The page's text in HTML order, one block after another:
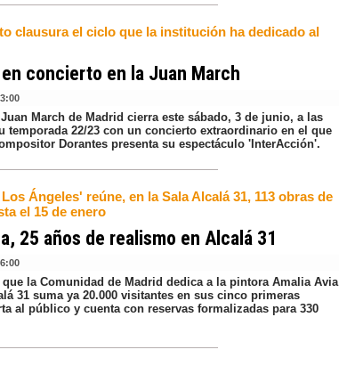
clausura el ciclo que la institución ha dedicado al
concierto en la Juan March
March de Madrid cierra este sábado, 3 de junio, a las
temporada 22/23 con un concierto extraordinario en el que
Dorantes presenta su espectáculo 'InterAcción'.
Ángeles' reúne, en la Sala Alcalá 31, 113 obras de
el 15 de enero
25 años de realismo en Alcalá 31
la Comunidad de Madrid dedica a la pintora Amalia Avia
31 suma ya 20.000 visitantes en sus cinco primeras
al público y cuenta con reservas formalizadas para 330